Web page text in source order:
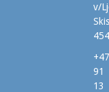
v/
+47
91
13